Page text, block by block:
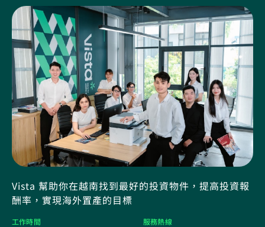
Vista 幫助你在越南找到最好的投資物件，提高投資報
酬率，實現海外置產的目標
工作時間 服務熱線